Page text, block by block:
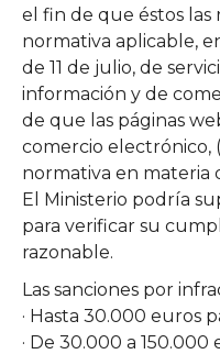
el fin de que éstos las
normativa aplicable,
de 11 de julio, de
información y de
de que las páginas
comercio electrónico,
normativa en materia
El Ministerio podría
para verificar su
razonable.
Las sanciones por
· Hasta 30.000 euros
· De 30.000 a 150.000